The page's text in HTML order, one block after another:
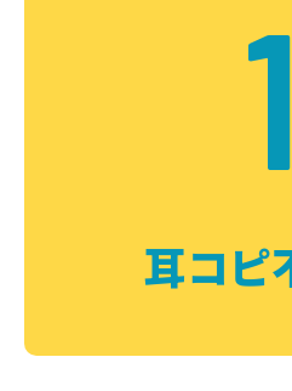
1
耳コピ